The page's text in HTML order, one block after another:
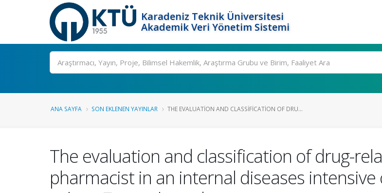
Karadeniz Teknik Üniversitesi
Akademik Veri Yönetim Sistemi
Ara
ANA SAYFA SON EKLENEN YAYINLAR THE EVALUATION AND CLASSIFICATION OF DRU...
The evaluation and classification of drug-
pharmacist in an internal diseases